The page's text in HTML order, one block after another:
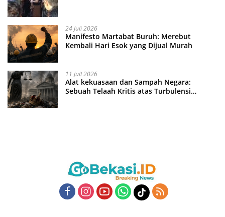
24 Juli 2026
Manifesto Martabat Buruh: Merebut
Kembali Hari Esok yang Dijual Murah
11 Juli 2026
Alat kekuasaan dan Sampah Negara:
Sebuah Telaah Kritis atas Turbulensi